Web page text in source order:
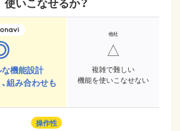
機能設計
組み合わせも
△
複雑で難しい
機能を使いこなせない
操作性